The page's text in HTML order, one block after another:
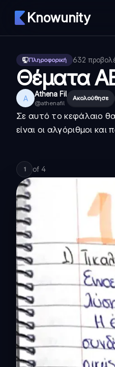
Knowunity
Πληροφορική 632
Θέματα
A Athena Fil
@athenafil
Ακολούθησε
Σε αυτό το κεφάλαιο
είναι οι αλγόριθμοι
1 of 4